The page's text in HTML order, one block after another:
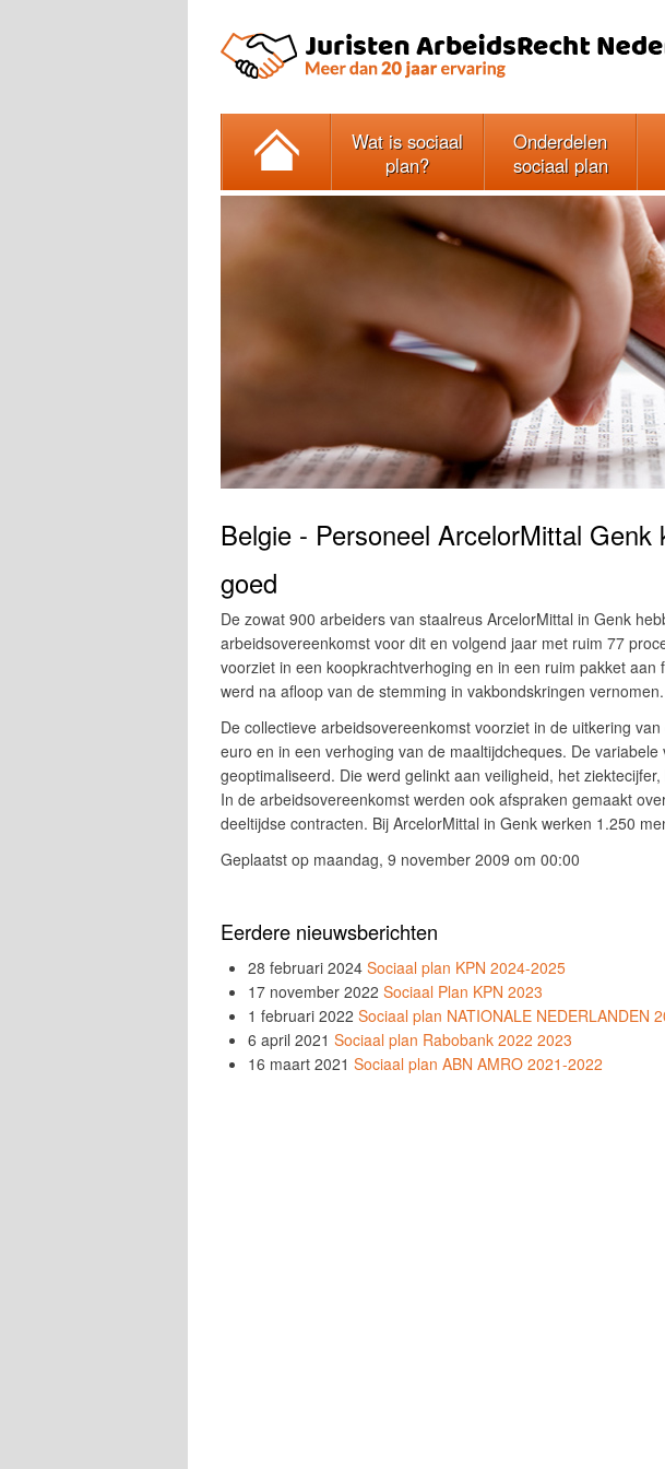
Wat is sociaal
plan?
Onderdelen
sociaal plan
Belgie - Personeel ArcelorMittal Genk
goed
De zowat 900 arbeiders van staalreus ArcelorMittal in Genk
arbeidsovereenkomst voor dit en volgend jaar met ruim 77
voorziet in een koopkrachtverhoging en in een ruim pakket aan
werd na afloop van de stemming in vakbondskringen vernomen.
De collectieve arbeidsovereenkomst voorziet in de uitkering
euro en in een verhoging van de maaltijdcheques. De
geoptimaliseerd. Die werd gelinkt aan veiligheid, het
In de arbeidsovereenkomst werden ook afspraken gemaakt
deeltijdse contracten. Bij ArcelorMittal in Genk werken 1.250
Geplaatst op maandag, 9 november 2009 om 00:00
Eerdere nieuwsberichten
28 februari 2024 Sociaal plan KPN 2024-2025
17 november 2022 Sociaal Plan KPN 2023
1 februari 2022 Sociaal plan NATIONALE NEDERLANDEN
6 april 2021 Sociaal plan Rabobank 2022 2023
16 maart 2021 Sociaal plan ABN AMRO 2021-2022